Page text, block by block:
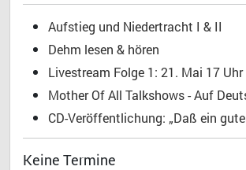
Aufstieg und Niedertracht I & II
Dehm lesen & hören
Livestream Folge 1: 21. Mai 17 Uhr
Mother Of All Talkshows - Auf
CD-Veröffentlichung: „Daß ein
Keine Termine